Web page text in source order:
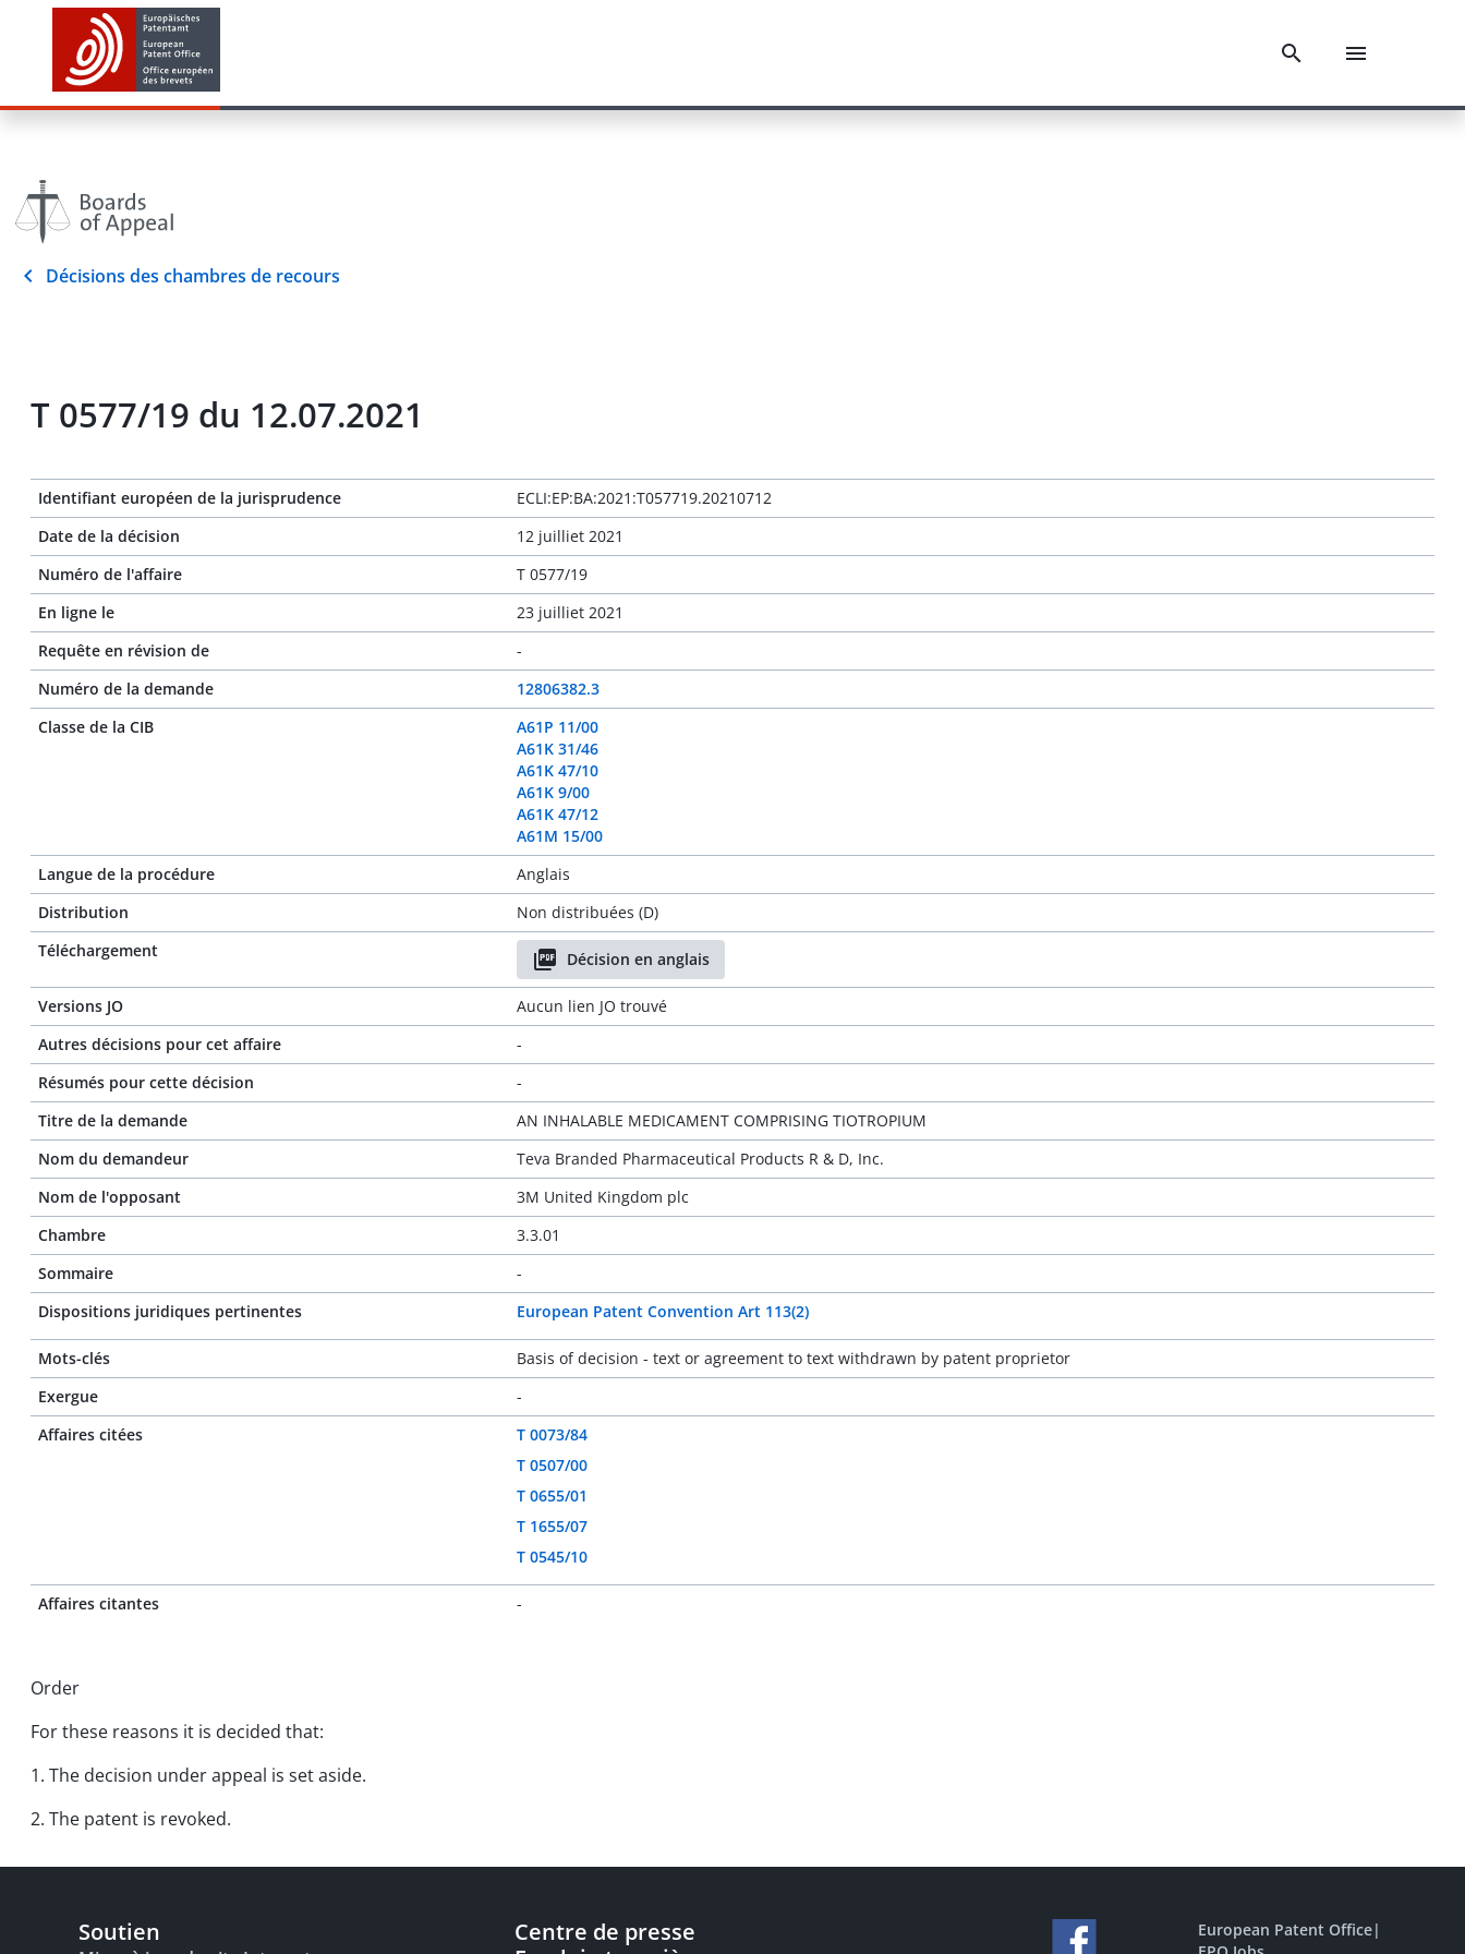
Décisions des chambres de recours
T 0577/19 du 12.07.2021
Identifiant européen de la jurisprudence
ECLI:EP:BA:2021:T057719.20210712
Date de la décision
12 juilliet 2021
Numéro de l'affaire
T 0577/19
En ligne le
23 juilliet 2021
Requête en révision de
-
Numéro de la demande
12806382.3
Classe de la CIB
A61P 11/00
A61K 31/46
A61K 47/10
A61K 9/00
A61K 47/12
A61M 15/00
Langue de la procédure
Anglais
Distribution
Non distribuées (D)
Téléchargement
Décision en anglais
Versions JO
Aucun lien JO trouvé
Autres décisions pour cet affaire
-
Résumés pour cette décision
-
Titre de la demande
AN INHALABLE MEDICAMENT COMPRISING TIOTROPIUM
Nom du demandeur
Teva Branded Pharmaceutical Products R & D, Inc.
Nom de l'opposant
3M United Kingdom plc
Chambre
3.3.01
Sommaire
-
Dispositions juridiques pertinentes
European Patent Convention Art 113(2)
Mots-clés
Basis of decision - text or agreement to text withdrawn by patent proprietor
Exergue
-
Affaires citées
T 0073/84
T 0507/00
T 0655/01
T 1655/07
T 0545/10
Affaires citantes -
Order
For these reasons it is decided that:
1. The decision under appeal is set aside.
2. The patent is revoked.
Soutien
Centre de presse
European Patent Office|